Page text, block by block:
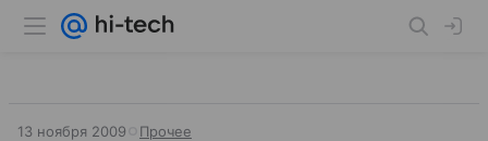
13 ноября 2009 Прочее